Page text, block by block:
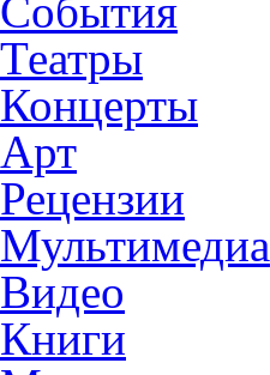
События
Театры
Концерты
Арт
Рецензии
Мультимедиа
Видео
Книги